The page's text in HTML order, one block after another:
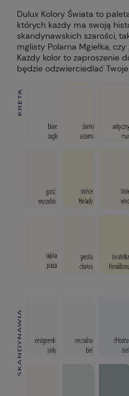
Dulux Kolory Świata to
których każdy ma swoją
skandynawskich szarości,
mglisty Polarna Mgiełka,
Każdy kolor to zaproszenie
będzie odzwierciedlać